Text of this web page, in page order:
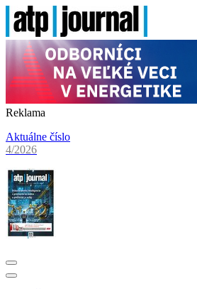
Reklama
Aktuálne číslo
4/2026